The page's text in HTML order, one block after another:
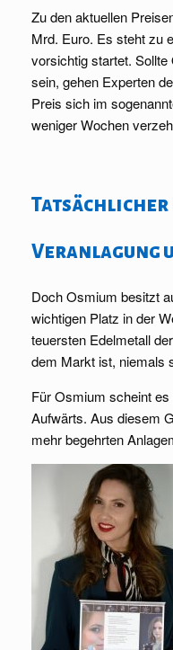
Zu den aktuellen
Mrd. Euro. Es steht zu
vorsichtig startet.
sein, gehen Experten
Preis sich im
weniger Wochen
Tatsächlicher
Veranlagung
Doch Osmium besitzt
wichtigen Platz in der
teuersten Edelmetall
dem Markt ist, niemals
Für Osmium scheint
Aufwärts. Aus diesem
mehr begehrten